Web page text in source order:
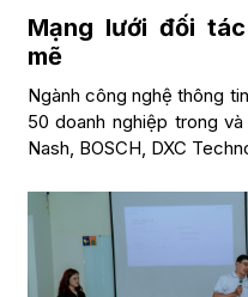
Mạng lưới đối
mẽ
Ngành công nghệ thông
50 doanh nghiệp trong
Nash, BOSCH, DXC